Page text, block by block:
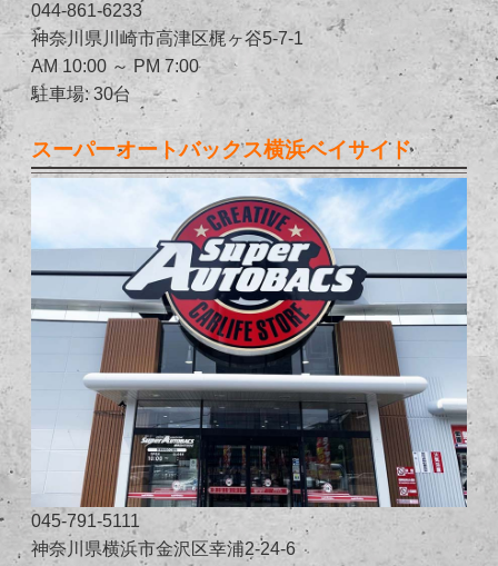
044-861-6233
神奈川県川崎市高津区梶ヶ谷5-7-1
AM 10:00 ～ PM 7:00
駐車場: 30台
スーパーオートバックス横浜ベイサイド
045-791-5111
神奈川県横浜市金沢区幸浦2-24-6